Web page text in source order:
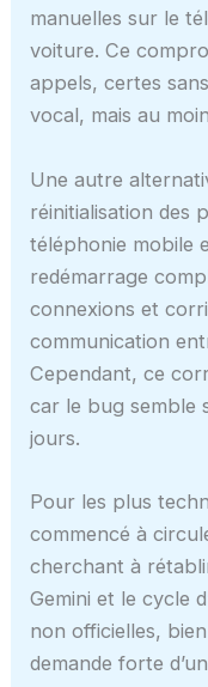
manuelles sur le
voiture. Ce
appels, certes
vocal, mais au
Une autre
réinitialisation des
téléphonie mobile
redémarrage
connexions et
communication
Cependant, ce
car le bug semble
jours.
Pour les plus
commencé à
cherchant à
Gemini et le cycle
non officielles,
demande forte